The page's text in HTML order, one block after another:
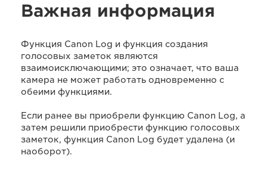
Важная информация
Функция Canon Log и функция создания
голосовых заметок являются
взаимоисключающими; это означает, что ваша
камера не может работать одновременно с
обеими функциями.
Если ранее вы приобрели функцию Canon Log, а
затем решили приобрести функцию голосовых
заметок, функция Canon Log будет удалена (и
наоборот).